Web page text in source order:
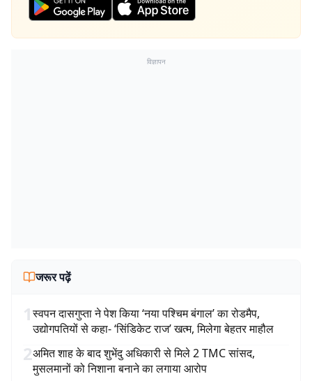
विज्ञापन
जरूर पढ़ें
1स्वपन दासगुप्ता ने पेश किया ‘नया पश्चिम बंगाल’ का रोडमैप,
उद्योगपतियों से कहा- ‘सिंडिकेट राज’ खत्म, मिलेगा बेहतर माहौल
2अमित शाह के बाद शुभेंदु अधिकारी से मिले 2 TMC सांसद,
मुसलमानों को निशाना बनाने का लगाया आरोप